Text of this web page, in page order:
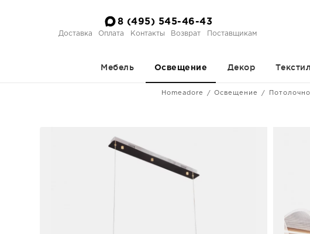
8 (495) 545-46-43
Доставка Оплата Контакты Возврат Поставщикам
Мебель Освещение Декор
Homeadore Освещение